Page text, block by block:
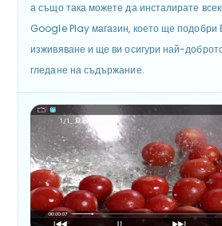
а също така можете да инсталирате
Google Play магазин, което ще подобри
изживяване и ще ви осигури най-
гледане на съдържание.